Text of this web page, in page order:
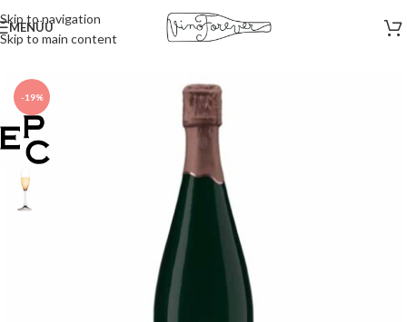
Skip to navigation
Skip to main content
MENÜÜ
Esileht /Vahuveinid
-19%